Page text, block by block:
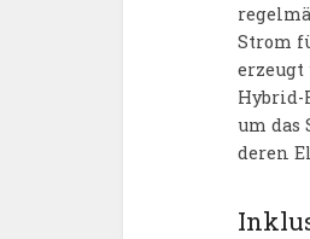
Strom
Hybrid-
um das
deren